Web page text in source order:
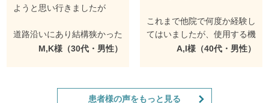
ようと思い行きましたが
道路沿いにあり結構狭かった
ので近くの焼き鳥屋の隣のパ
次回はそちらに止めようと思
M,K様（30代・男性）
これまで他院で何度か経験し
てはいましたが、使用する機
材と使用効果の説明はこれま
の部位にどれくらい効くのか
まで教えてくれました。
A,I様（40代・男性）
患者様の声をもっと見る